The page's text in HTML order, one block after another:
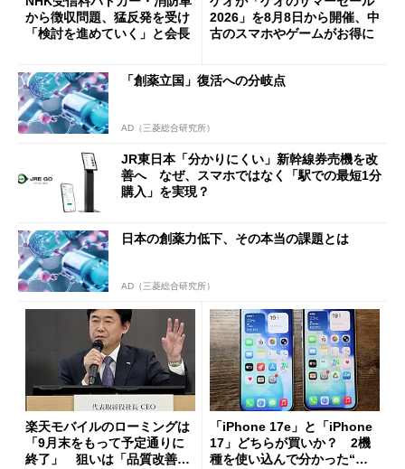
から徴収問題、猛反発を受け
「検討を進めていく」と会長
2026」を8月8日から開催、中
古のスマホやゲームがお得に
「創薬立国」復活への分岐点
AD（三菱総合研究所）
JR東日本「分かりにくい」新幹線券売機を改
善へ なぜ、スマホではなく「駅での最短1分
購入」を実現？
日本の創薬力低下、その本当の課題とは
AD（三菱総合研究所）
楽天モバイルのローミングは
「9月末をもって予定通りに
終了」 狙いは「品質改善」
「iPhone 17e」と「iPhone
17」どちらが買いか？ 2機
種を使い込んで分かった“ス